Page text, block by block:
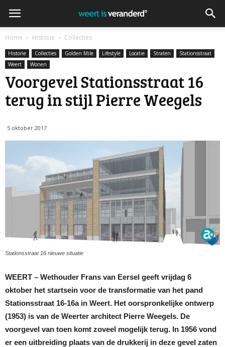
Home Historie Collecties
Historie Collecties Golden Mile Lifestyle Locatie Straten
Stationsstraat
Weert
Wonen
Voorgevel Stationsstraat 16
terug in stijl Pierre Weegels
5 oktober 2017
Stationsstraat 16 nieuwe situatie
WEERT – Wethouder Frans van Eersel geeft vrijdag 6
oktober het startsein voor de transformatie van het pand
Stationsstraat 16-16a in Weert. Het oorspronkelijke ontwerp
(1953) is van de Weerter architect Pierre Weegels. De
voorgevel van toen komt zoveel mogelijk terug. In 1956 vond
er een uitbreiding plaats van de drukkerij in deze gevel zaten